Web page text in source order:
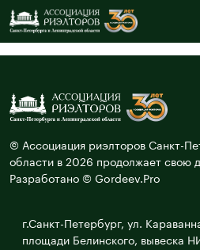
© Ассоциация риэлторов Санкт-
области в 2026 продолжает свою
Разработано © Gordeev.Pro
г.Санкт-Петербург, ул.
площади Белинского, вывеска